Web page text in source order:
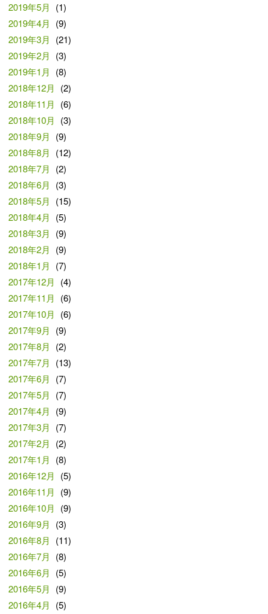
2019年5月
(1)
2019年4月
(9)
2019年3月
(21)
2019年2月
(3)
2019年1月
(8)
2018年12月
(2)
2018年11月
(6)
2018年10月
(3)
2018年9月
(9)
2018年8月
(12)
2018年7月
(2)
2018年6月
(3)
2018年5月
(15)
2018年4月
(5)
2018年3月
(9)
2018年2月
(9)
2018年1月
(7)
2017年12月
(4)
2017年11月
(6)
2017年10月
(6)
2017年9月
(9)
2017年8月
(2)
2017年7月
(13)
2017年6月
(7)
2017年5月
(7)
2017年4月
(9)
2017年3月
(7)
2017年2月
(2)
2017年1月
(8)
2016年12月
(5)
2016年11月
(9)
2016年10月
(9)
2016年9月
(3)
2016年8月
(11)
2016年7月
(8)
2016年6月
(5)
2016年5月
(9)
2016年4月
(5)